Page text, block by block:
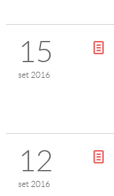
15
set 2016
g
12
set 2016
g